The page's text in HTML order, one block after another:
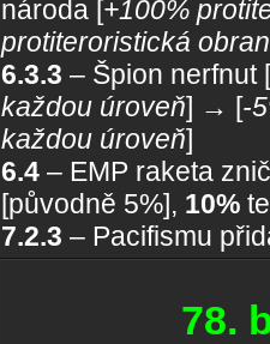
národa [+100%
protiteroristická
6.3.3 – Špion nerfnut [
každou úroveň] → [-
každou úroveň]
6.4 – EMP raketa
[původně 5%], 10%
7.2.3 – Pacifismu
78.